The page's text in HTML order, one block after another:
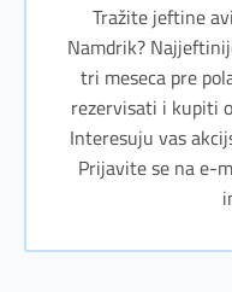
Tražite jeftine
Namdrik?
tri meseca pre
rezervisati i kupiti
Interesuju vas
Prijavite se na e-